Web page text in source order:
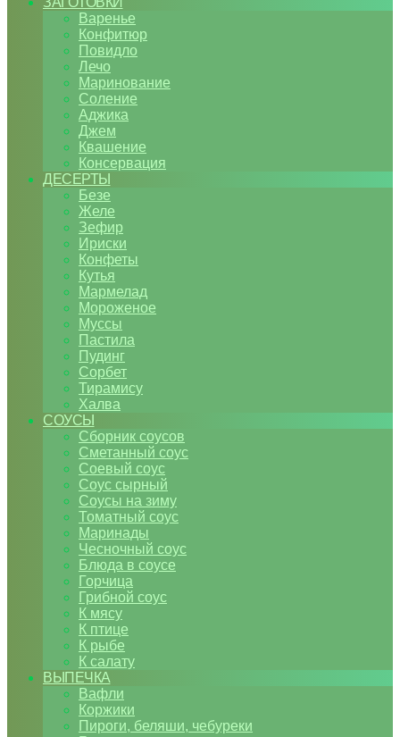
Варенье
Конфитюр
Повидло
Лечо
Маринование
Соление
Аджика
Джем
Квашение
Консервация
ДЕСЕРТЫ
Безе
Желе
Зефир
Ириски
Конфеты
Кутья
Мармелад
Мороженое
Муссы
Пастила
Пудинг
Сорбет
Тирамису
Халва
СОУСЫ
Сборник соусов
Сметанный соус
Соевый соус
Соус сырный
Соусы на зиму
Томатный соус
Маринады
Чесночный соус
Блюда в соусе
Горчица
Грибной соус
К мясу
К птице
К рыбе
К салату
ВЫПЕЧКА
Вафли
Коржики
Пироги, беляши, чебуреки